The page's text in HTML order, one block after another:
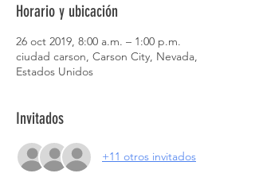
Horario y ubicación
26 oct 2019, 8:00 a.m. – 1:00 p.m.
ciudad carson, Carson City, Nevada,
Estados Unidos
Invitados
+11 otros invitados